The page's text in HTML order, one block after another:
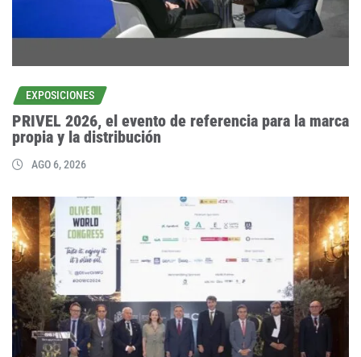
EXPOSICIONES
PRIVEL 2026, el evento de referencia para la marca
propia y la distribución
AGO 6, 2026